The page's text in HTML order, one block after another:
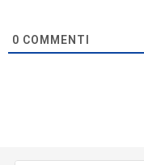
0 COMMENTI